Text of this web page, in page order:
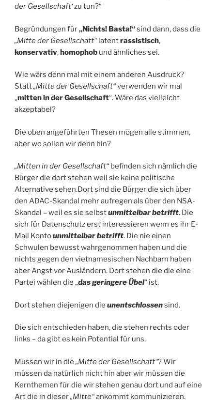
der Gesellschaft‘zu tun?“
Begründungen für„Nichts! Basta!“sind dann, dass die
„Mitte der Gesellschaft“ latentrassistisch,
konservativ,homophob und ähnliches sei.
Wie wärs denn mal mit einem anderen Ausdruck?
Statt„Mitte der Gesellschaft“verwenden wir mal
„mitten in der Gesellschaft“. Wäre das vielleicht
akzeptabel?
Die oben angeführten Thesen mögen alle stimmen,
aber wo sollen wir denn hin?
„Mitten in der Gesellschaft“ befinden sich nämlich die
Bürger die dort stehen weil sie keine politische
Alternative sehen.Dort sind die Bürger die sich über
den ADAC-Skandal mehr aufregen als über den NSA-
Skandal – weil es sie selbstunmittelbar betrifft. Die
sich für Datenschutz erst interessieren wenn es ihr E-
Mail Kontounmittelbar betrifft. Die nie einen
Schwulen bewusst wahrgenommen haben und die
nichts gegen den vietnamesischen Nachbarn haben
aber Angst vor Ausländern. Dort stehen die die eine
Partei wählen die „das geringere Übel“ ist.
Dort stehen diejenigen die unentschlossensind.
Die sich entschieden haben, die stehen rechts oder
links – da gibt es kein Potential für uns.
Müssen wir in die„Mitte der Gesellschaft“? Wir
müssen da natürlich nicht hin aber wir müssen die
Kernthemen für die wir stehen genau dort und auf eine
Art die in dieser„Mitte“ankommt kommunizieren.